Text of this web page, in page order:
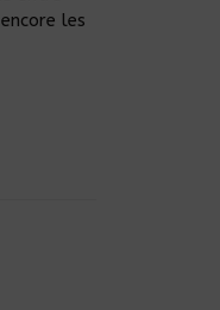
les